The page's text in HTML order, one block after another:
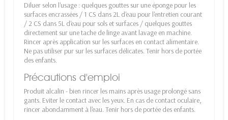
Diluer selon l'usage : quelques gouttes sur une éponge pour les
surfaces encrassées / 1 CS dans 2L d'eau pour l'entretien courant
/ 2 CS dans 5L d'eau pour sols et surfaces / quelques gouttes
directement sur une tache de linge avant lavage en machine.
Rincer après application sur les surfaces en contact alimentaire.
Ne pas utiliser pur sur les surfaces délicates. Tenir hors de portée
des enfants.
Précautions d'emploi
Produit alcalin - bien rincer les mains après usage prolongé sans
gants. Eviter le contact avec les yeux. En cas de contact oculaire,
rincer abondamment à l'eau. Tenir hors de portée des enfants.